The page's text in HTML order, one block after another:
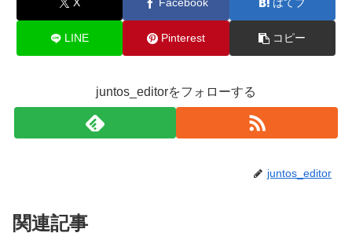
X Facebook はてブ
LINE Pinterest コピー
juntos_editorをフォローする
juntos_editor
関連記事